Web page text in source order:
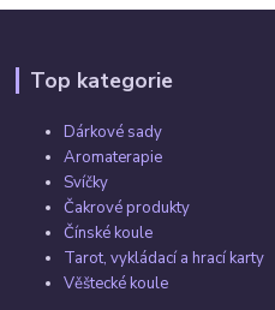
Top kategorie
Dárkové sady
Aromaterapie
Svíčky
Čakrové produkty
Čínské koule
Tarot, vykládací a hrací karty
Věštecké koule